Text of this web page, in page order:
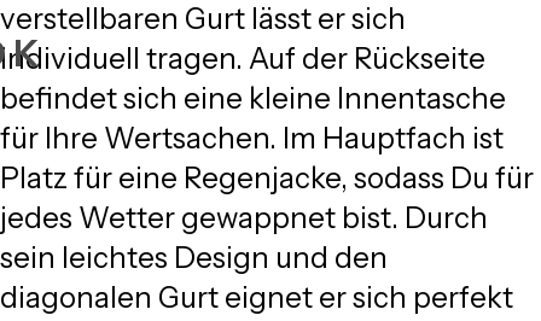
verstellbaren Gurt lässt er sich
individuell tragen. Auf der Rückseite
befindet sich eine kleine Innentasche
für Ihre Wertsachen. Im Hauptfach ist
Platz für eine Regenjacke, sodass Du für
jedes Wetter gewappnet bist. Durch
sein leichtes Design und den
diagonalen Gurt eignet er sich perfekt